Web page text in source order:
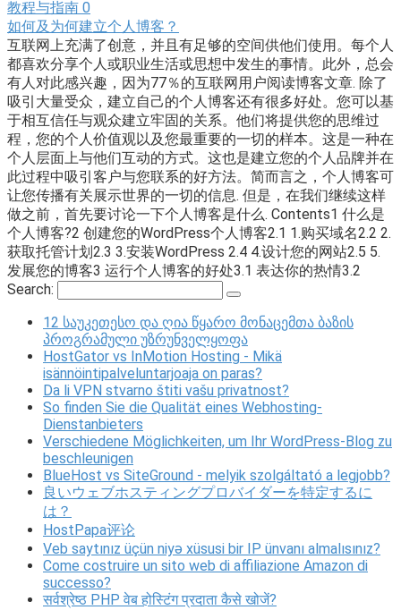
教程与指南 0
如何及为何建立个人博客？
互联网上充满了创意，并且有足够的空间供他们使用。每个人
都喜欢分享个人或职业生活或思想中发生的事情。此外，总会
有人对此感兴趣，因为77％的互联网用户阅读博客文章. 除了
吸引大量受众，建立自己的个人博客还有很多好处。您可以基
于相互信任与观众建立牢固的关系。他们将提供您的思维过
程，您的个人价值观以及您最重要的一切的样本。这是一种在
个人层面上与他们互动的方式。这也是建立您的个人品牌并在
此过程中吸引客户与您联系的好方法。简而言之，个人博客可
让您传播有关展示世界的一切的信息. 但是，在我们继续这样
做之前，首先要讨论一下个人博客是什么. Contents1 什么是
个人博客?2 创建您的WordPress个人博客2.1 1.购买域名2.2 2.
获取托管计划2.3 3.安装WordPress 2.4 4.设计您的网站2.5 5.
发展您的博客3 运行个人博客的好处3.1 表达你的热情3.2
Search:
12 საუკეთესო და ღია წყარო მონაცემთა ბაზის
პროგრამული უზრუნველყოფა
HostGator vs InMotion Hosting - Mikä
isännöintipalveluntarjoaja on paras?
Da li VPN stvarno štiti vašu privatnost?
So finden Sie die Qualität eines Webhosting-
Dienstanbieters
Verschiedene Möglichkeiten, um Ihr WordPress-Blog zu
beschleunigen
BlueHost vs SiteGround - melyik szolgáltató a legjobb?
良いウェブホスティングプロバイダーを特定するに
は？
HostPapa评论
Veb saytınız üçün niyə xüsusi bir IP ünvanı almalısınız?
Come costruire un sito web di affiliazione Amazon di
successo?
सर्वश्रेष्ठ PHP वेब होस्टिंग प्रदाता कैसे खोजें?